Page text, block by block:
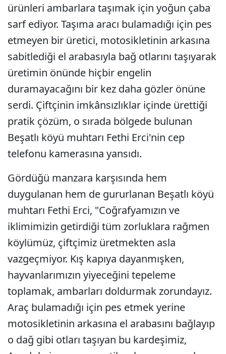
ürünleri ambarlara taşımak için yoğun çaba
sarf ediyor. Taşıma aracı bulamadığı için pes
etmeyen bir üretici, motosikletinin arkasına
sabitlediği el arabasıyla bağ otlarını taşıyarak
üretimin önünde hiçbir engelin
duramayacağını bir kez daha gözler önüne
serdi. Çiftçinin imkânsızlıklar içinde ürettiği
pratik çözüm, o sırada bölgede bulunan
Beşatlı köyü muhtarı Fethi Erci'nin cep
telefonu kamerasına yansıdı.
Gördüğü manzara karşısında hem
duygulanan hem de gururlanan Beşatlı köyü
muhtarı Fethi Erci, "Coğrafyamızın ve
iklimimizin getirdiği tüm zorluklara rağmen
köylümüz, çiftçimiz üretmekten asla
vazgeçmiyor. Kış kapıya dayanmışken,
hayvanlarımızın yiyeceğini tepeleme
toplamak, ambarları doldurmak zorundayız.
Araç bulamadığı için pes etmek yerine
motosikletinin arkasına el arabasını bağlayıp
o dağ gibi otları taşıyan bu kardeşimiz,